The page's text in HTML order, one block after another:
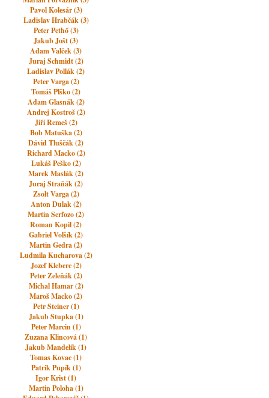
Pavol Kolesár (3)
Ladislav Hrabčák (3)
Peter Pethő (3)
Jakub Jošt (3)
Adam Valček (3)
Juraj Schmidt (2)
Ladislav Pollák (2)
Peter Varga (2)
Tomáš Plško (2)
Adam Glasnák (2)
Andrej Kostroš (2)
Jiří Remeš (2)
Bob Matuška (2)
Dávid Tluščák (2)
Richard Macko (2)
Lukáš Peško (2)
Marek Maslák (2)
Juraj Straňák (2)
Zsolt Varga (2)
Anton Dulak (2)
Martin Serfozo (2)
Roman Kopil (2)
Gabriel Volšík (2)
Martin Gedra (2)
Ludmila Kucharova (2)
Jozef Kleberc (2)
Peter Zeleňák (2)
Michal Hamar (2)
Maroš Macko (2)
Petr Steiner (1)
Jakub Stupka (1)
Peter Marcin (1)
Zuzana Klincová (1)
Jakub Mandelík (1)
Tomas Kovac (1)
Patrik Pupík (1)
Igor Krist (1)
Martin Poloha (1)